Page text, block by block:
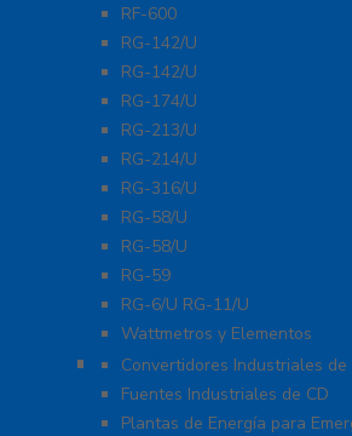
RF-600
RG-142/U
RG-142/U
RG-174/U
RG-213/U
RG-214/U
RG-316/U
RG-58/U
RG-58/U
RG-59
RG-6/U RG-11/U
Wattmetros y Elementos
Energía
Convertidores Industriales de
Fuentes Industriales de CD
Plantas de Energía para